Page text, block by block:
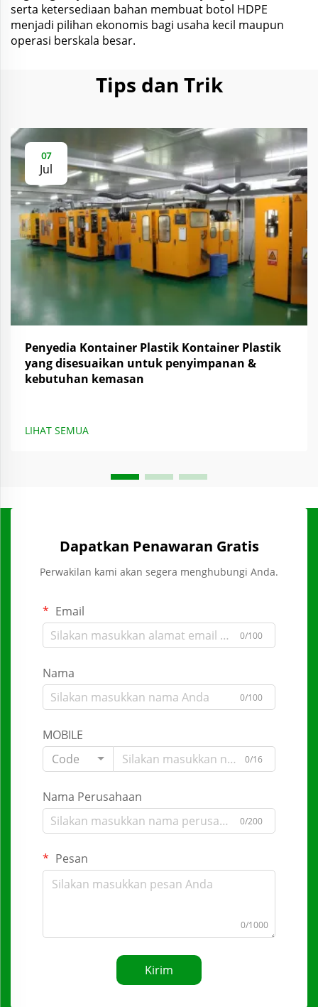
serta ketersediaan bahan membuat botol HDPE
menjadi pilihan ekonomis bagi usaha kecil maupun
operasi berskala besar.
Tips dan Trik
07
Jul
Penyedia Kontainer Plastik Kontainer Plastik
yang disesuaikan untuk penyimpanan &
kebutuhan kemasan
LIHAT SEMUA
Dapatkan Penawaran Gratis
Perwakilan kami akan segera menghubungi Anda.
Email
0/100
Nama
0/100
MOBILE
Code
0/16
Nama Perusahaan
0/200
Pesan
0/1000
Kirim